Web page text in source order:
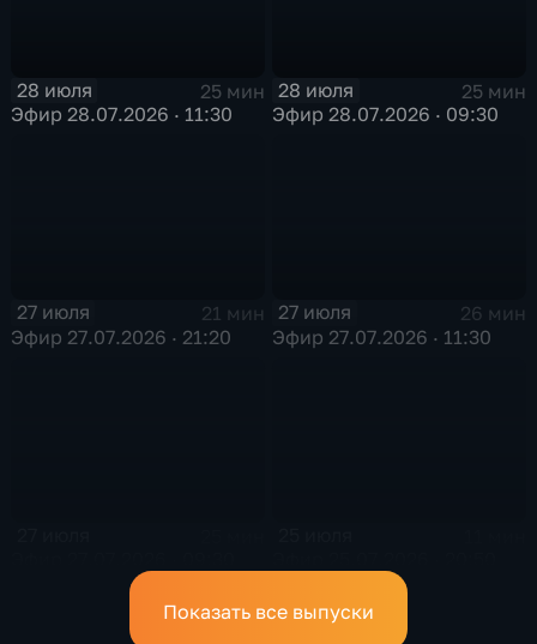
28 июля
25 мин
Эфир 28.07.2026 · 11:30
28 июля
25 мин
Эфир 28.07.2026 · 09:30
27 июля
21 мин
Эфир 27.07.2026 · 21:20
27 июля
26 мин
Эфир 27.07.2026 · 11:30
Показать все выпуски